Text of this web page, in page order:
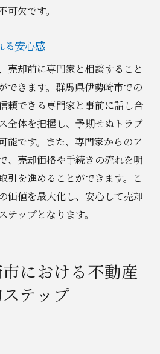
可欠です。
る安心感
売却前に専門家と相談すること
できます。群馬県伊勢崎市での
頼できる専門家と事前に話し合
全体を把握し、予期せぬトラブ
能です。また、専門家からのア
、売却価格や手続きの流れを明
引を進めることができます。こ
価値を最大化し、安心して売却
テップとなります。
における不動産
テップ